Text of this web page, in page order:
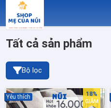
Tất cả sản phẩm
Bộ lọc
Yêu thích 18%
GIẢM